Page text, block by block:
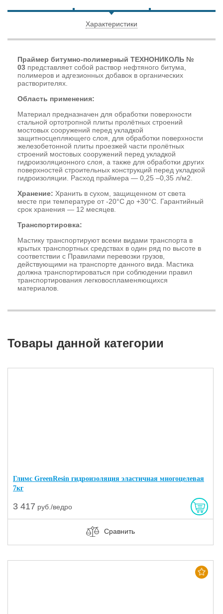
Характеристики
Праймер битумно-полимерный ТЕХНОНИКОЛЬ №
03 представляет собой раствор нефтяного битума,
полимеров и адгезионных добавок в органических
растворителях.
Область применения:
Материал предназначен для обработки поверхности
стальной ортотропной плиты пролётных строений
мостовых сооружений перед укладкой
защитносцепляющего слоя, для обработки поверхности
железобетонной плиты проезжей части пролётных
строений мостовых сооружений перед укладкой
гидроизоляционного слоя, а также для обработки других
поверхностей строительных конструкций перед укладкой
гидроизоляции. Расход праймера — 0,25 –0,35 л/м2.
Хранение: Хранить в сухом, защищенном от света
месте при температуре от -20°С до +30°С. Гарантийный
срок хранения — 12 месяцев.
Транспортировка:
Мастику транспортируют всеми видами транспорта в
крытых транспортных средствах в один ряд по высоте в
соответствии с Правилами перевозки грузов,
действующими на транспорте данного вида. Мастика
должна транспортироваться при соблюдении правил
транспортирования легковоспламеняющихся
материалов.
Товары данной категории
Глимс GreenResin гидроизоляция эластичная многоцелевая
7кг
3 417 руб./ведро
Сравнить